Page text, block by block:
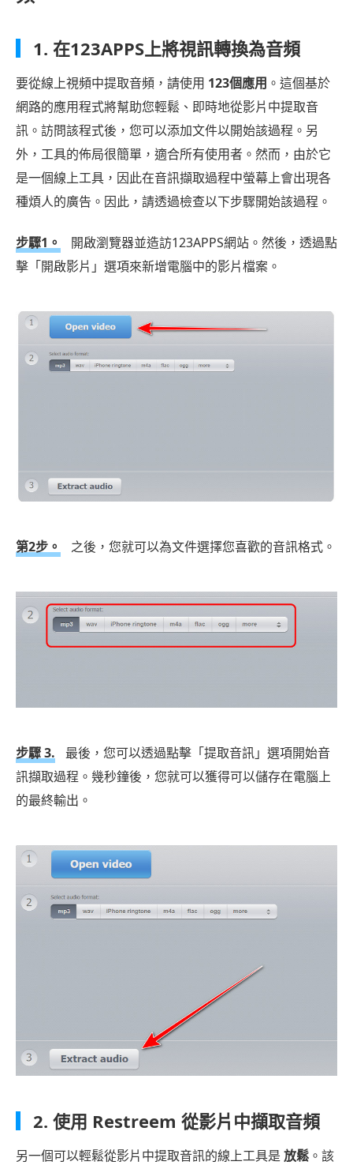
1. 在123APPS上將視訊轉換為音頻
要從線上視頻中提取音頻，請使用 123個應用 。這個基於
網路的應用程式將幫助您輕鬆、即時地從影片中提取音
訊。訪問該程式後，您可以添加文件以開始該過程。另
外，工具的佈局很簡單，適合所有使用者。然而，由於它
是一個線上工具，因此在音訊擷取過程中螢幕上會出現各
種煩人的廣告。因此，請透過檢查以下步驟開始該過程。
步驟1。
開啟瀏覽器並造訪123APPS網站。然後，透過點
擊「開啟影片」選項來新增電腦中的影片檔案。
第2步。 之後，您就可以為文件選擇您喜歡的音訊格式。
步驟 3.
最後，您可以透過點擊「提取音訊」選項開始音
訊擷取過程。幾秒鐘後，您就可以獲得可以儲存在電腦上
的最終輸出。
2. 使用 Restreem 從影片中擷取音頻
另一個可以輕鬆從影片中提取音訊的線上工具是 放鬆 。該